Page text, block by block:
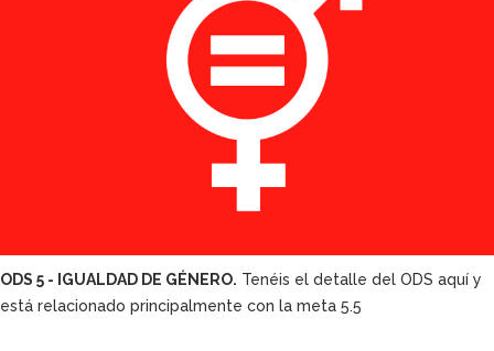
ODS 5 - IGUALDAD DE GÉNERO. Tenéis el detalle del ODS aquí y
está relacionado principalmente con la meta 5.5